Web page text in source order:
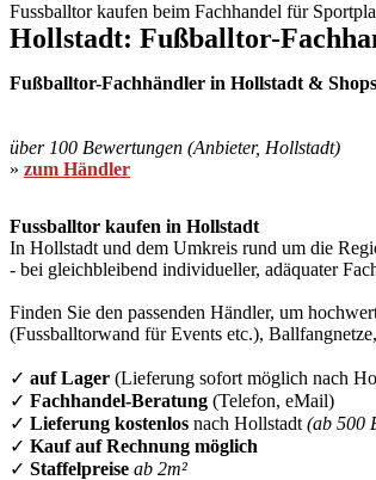
Fussballtor kaufen beim Fachhandel für
Hollstadt: Fußballtor-
Fußballtor-Fachhändler in Hollstadt &
über 100 Bewertungen (Anbieter, Hollstadt)
» zum Händler
Fussballtor kaufen in Hollstadt
In Hollstadt und dem Umkreis rund um die
- bei gleichbleibend individueller, adäquater
Finden Sie den passenden Händler, um
(Fussballtorwand für Events etc.),
✓ auf Lager (Lieferung sofort möglich nach
✓ Fachhandel-Beratung (Telefon, eMail)
✓ Lieferung kostenlos nach Hollstadt (ab 500
✓ Kauf auf Rechnung möglich
✓ Staffelpreise ab 2m²